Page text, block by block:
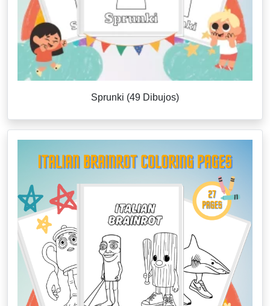
Sprunki (49 Dibujos)